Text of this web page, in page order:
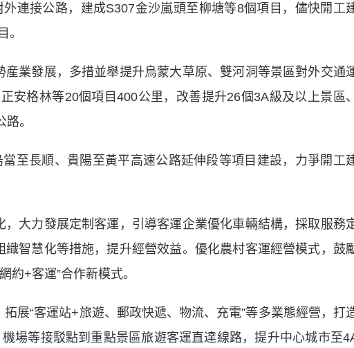
連接公路，建成S307金沙嵐頭至柳塘等8個項目，儘快開工
。
業發展，多措並舉提升烏蒙大草原、雙河洞等景區對外交通
安格林等20個項目400公里，改善提升26個3A級及以上景區、
。
至長順、貴陽至黃平高速公路延伸段等項目建設，力爭開工
力發展定制客運，引導客運企業優化車輛結構，採取服務
智慧化等措施，提升經營效益。優化農村客運經營模式，鼓
約+客運”合作新模式。
“客運站+旅遊、郵政快遞、物流、充電”等多業態經營，打
場等接駁點到重點景區旅遊客運直達線路，提升中心城市至